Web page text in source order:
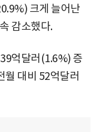
크게 늘어난
감소했다.
억달러(1.6%) 증
월 대비 52억달러